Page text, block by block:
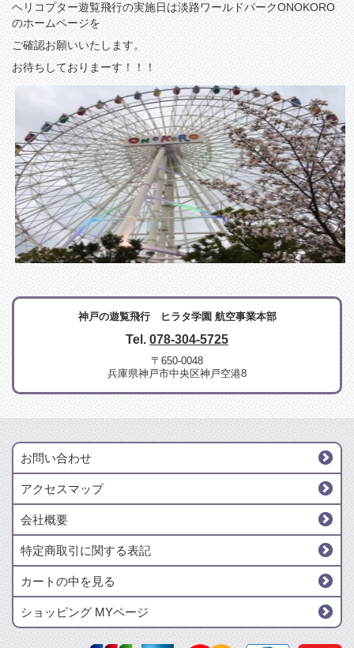
ヘリコプター遊覧飛行の実施日は淡路ワールドパークONOKORO
のホームページを
ご確認お願いいたします。
お待ちしておりまーす！！！
神戸の遊覧飛行 ヒラタ学園 航空事業本部
Tel. 078-304-5725
〒650-0048
兵庫県神戸市中央区神戸空港8
お問い合わせ
アクセスマップ
会社概要
特定商取引に関する表記
カートの中を見る
ショッピング MYページ